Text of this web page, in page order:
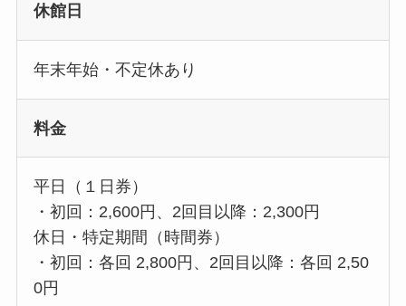
休館日
年末年始・不定休あり
料金
平日（１日券）
・初回：2,600円、2回目以降：2,300円
休日・特定期間（時間券）
・初回：各回 2,800円、2回目以降：各回 2,50
0円